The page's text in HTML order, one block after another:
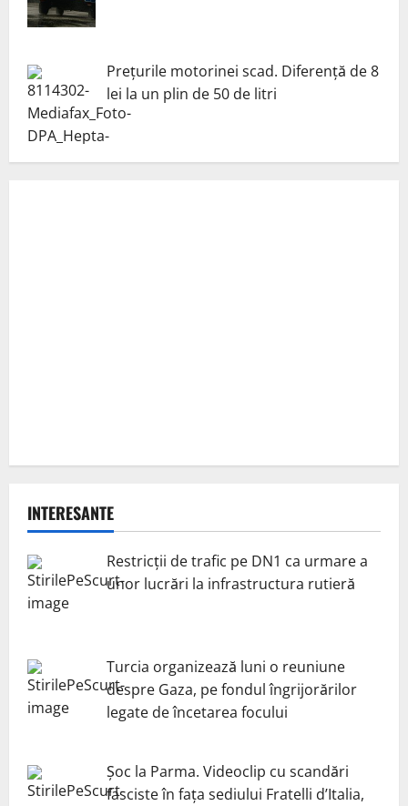
Prețurile motorinei scad. Diferență de 8
lei la un plin de 50 de litri
INTERESANTE
Restricții de trafic pe DN1 ca urmare a
unor lucrări la infrastructura rutieră
Turcia organizează luni o reuniune
despre Gaza, pe fondul îngrijorărilor
legate de încetarea focului
Șoc la Parma. Videoclip cu scandări
fasciste în fața sediului Fratelli d’Italia,